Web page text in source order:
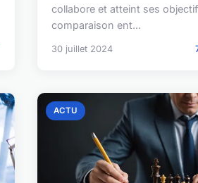
collabore et atteint ses
comparaison ent...
30 juillet 2024
ACTU